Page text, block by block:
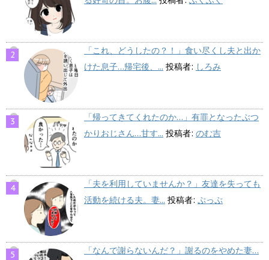
「これ、どうしたの？！」食い尽くし夫と出か
けた息子…帰宅後、... 投稿者: しろみ
「帰ってきてくれたのか…」有罪となったぶつ
かりおじさん…甘す... 投稿者: のむ吉
「夫を利用していませんか？」友達を失っても
活動を続ける夫。妻... 投稿者: ぷっぷ
「なんで謝らないんだ？」謝るのをやめた妻…